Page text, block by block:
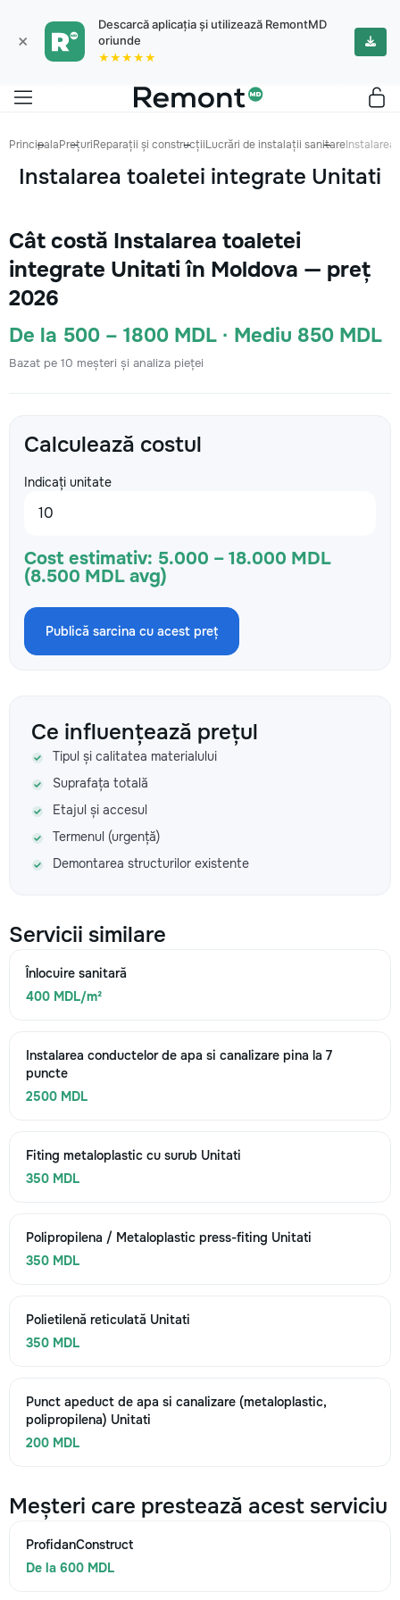
×
Descarcă aplicația și utilizează RemontMD
oriunde
★★★★★
PrincipalaPrețuriReparații și construcțiiLucrări de instalații sanitare
Instalarea toaletei integrate Unitati
Cât costă Instalarea toaletei
integrate Unitati în Moldova — preț
2026
De la 500 – 1800 MDL · Mediu 850 MDL
Bazat pe 10 meșteri și analiza pieței
Calculează costul
Indicați unitate
Cost estimativ: 5.000 – 18.000 MDL
(8.500 MDL avg)
Publică sarcina cu acest preț
Ce influențează prețul
Tipul și calitatea materialului
Suprafața totală
Etajul și accesul
Termenul (urgență)
Demontarea structurilor existente
Servicii similare
Înlocuire sanitară
400 MDL/m²
Instalarea conductelor de apa si canalizare pina la 7
puncte
2500 MDL
Fiting metaloplastic cu surub Unitati
350 MDL
Polipropilena / Metaloplastic press-fiting Unitati
350 MDL
Polietilenă reticulată Unitati
350 MDL
Punct apeduct de apa si canalizare (metaloplastic,
polipropilena) Unitati
200 MDL
Meșteri care prestează acest serviciu
ProfidanConstruct
De la 600 MDL